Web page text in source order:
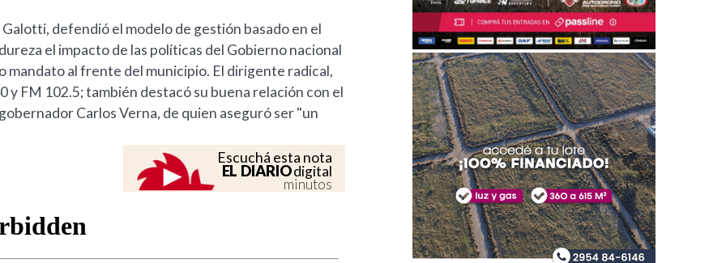
defendió el modelo de gestión basado en el
el impacto de las políticas del Gobierno nacional
al frente del municipio. El dirigente radical,
y FM 102.5; también destacó su buena relación con el
Carlos Verna, de quien aseguró ser "un
Escuchá esta nota
EL DIARIOdigital
minutos